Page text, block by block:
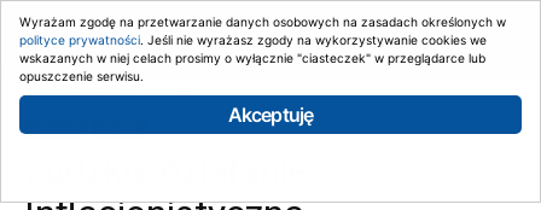
Strona główna
Wyrażam zgodę na przetwarzanie danych osobowych na zasadach określonych w
polityce prywatności. Jeśli nie wyrażasz zgody na wykorzystywanie cookies we
wskazanych w niej celach prosimy o wyłącznie "ciasteczek" w przeglądarce lub
opuszczenie serwisu.
Akceptuję